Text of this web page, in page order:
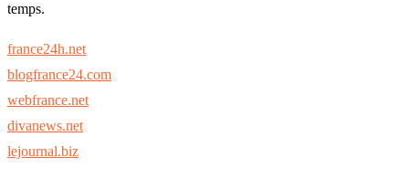
temps.
france24h.net
blogfrance24.com
webfrance.net
divanews.net
lejournal.biz